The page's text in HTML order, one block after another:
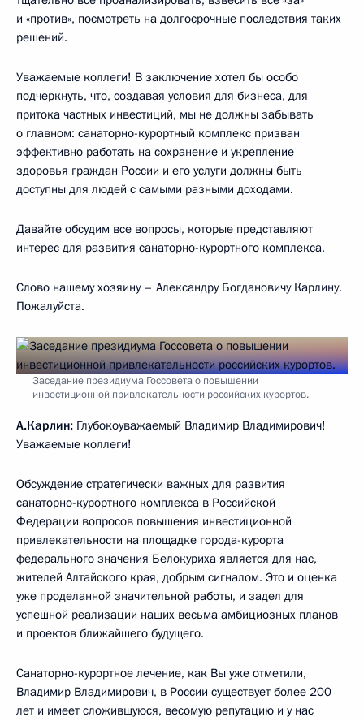
и «против», посмотреть на долгосрочные последствия таких
решений.
Уважаемые коллеги! В заключение хотел бы особо
подчеркнуть, что, создавая условия для бизнеса, для
притока частных инвестиций, мы не должны забывать
о главном: санаторно-курортный комплекс призван
эффективно работать на сохранение и укрепление
здоровья граждан России и его услуги должны быть
доступны для людей с самыми разными доходами.
Давайте обсудим все вопросы, которые представляют
интерес для развития санаторно-курортного комплекса.
Слово нашему хозяину – Александру Богдановичу Карлину.
Пожалуйста.
Заседание президиума Госсовета о повышении
инвестиционной привлекательности российских курортов.
А.Карлин: Глубокоуважаемый Владимир Владимирович!
Уважаемые коллеги!
Обсуждение стратегически важных для развития
санаторно-курортного комплекса в Российской
Федерации вопросов повышения инвестиционной
привлекательности на площадке города-курорта
федерального значения Белокуриха является для нас,
жителей Алтайского края, добрым сигналом. Это и оценка
уже проделанной значительной работы, и задел для
успешной реализации наших весьма амбициозных планов
и проектов ближайшего будущего.
Санаторно-курортное лечение, как Вы уже отметили,
Владимир Владимирович, в России существует более 200
лет и имеет сложившуюся, весомую репутацию и у нас